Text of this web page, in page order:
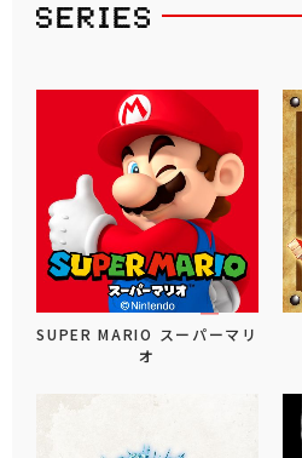
SUPER MARIO スーパーマリ
オ